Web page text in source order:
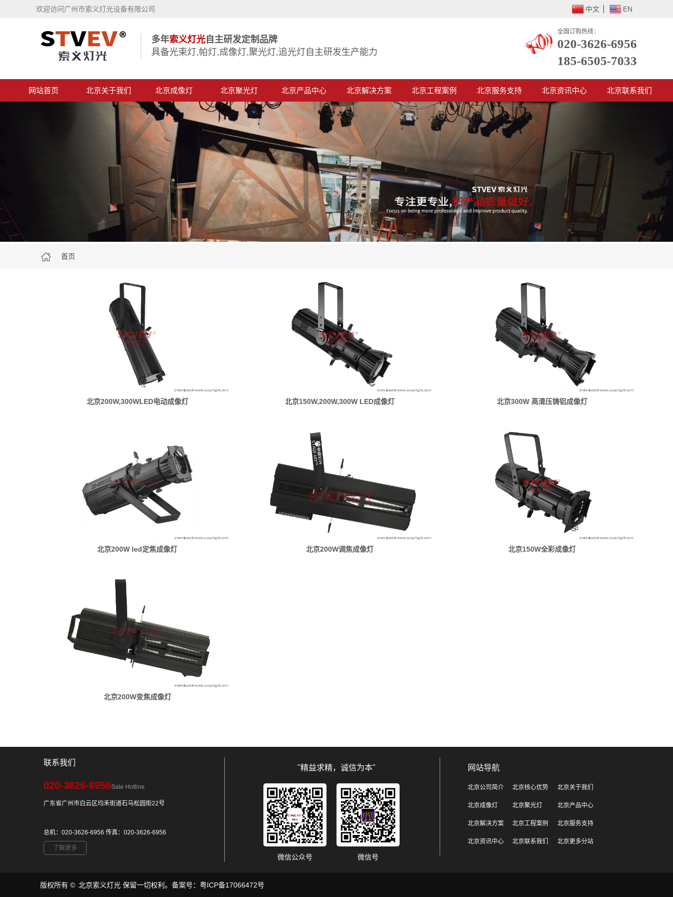
欢迎访问广州市索义灯光设备有限公司 中文 EN
多年索义灯光 自主研发定制品牌
具备光束灯,帕灯,成像灯,聚光灯,追光灯自主研发生产能力
全国订购热线：
020-3626-6956
185-6505-7033
网站首页 北京关于我们 北京成像灯 北京聚光灯 北京产品中心 北京解决方案 北京工程案例 北京服务支持 北京资讯中心 北京联系我们
首页
北京200W,300WLED电动成像灯 北京150W,200W,300W LED成像灯 北京300W 高清压铸铝成像灯
北京200W led定焦成像灯 北京200W调焦成像灯 北京150W全彩成像灯
北京200W变焦成像灯
联系我们
020-3626-6956Sale Hotline
广东省广州市白云区均禾街道石马松园街22号
总机：020-3626-6956 传真：020-3626-6956
了解更多
"精益求精，诚信为本"
微信公众号 微信号
网站导航
北京公司简介 北京核心优势 北京关于我们
北京成像灯 北京聚光灯 北京产品中心
北京解决方案 北京工程案例 北京服务支持
北京资讯中心 北京联系我们 北京更多分站
​版权所有 © 北京索义灯光 保留一切权利。备案号： 粤ICP备17066472号